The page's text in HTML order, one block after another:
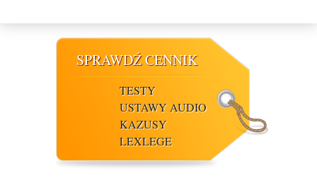
SPRAWDŹ CENNIK
TESTY
USTAWY AUDIO
KAZUSY
LEXLEGE